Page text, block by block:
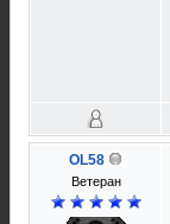
OL58
Ветеран